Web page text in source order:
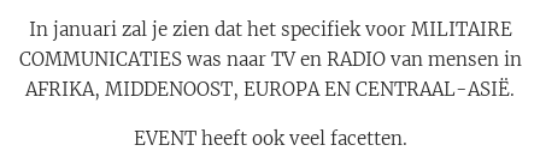
In januari zal je zien dat het specifiek voor MILITAIRE
COMMUNICATIES was naar TV en RADIO van mensen in
AFRIKA, MIDDENOOST, EUROPA EN CENTRAAL-ASIË.
EVENT heeft ook veel facetten.